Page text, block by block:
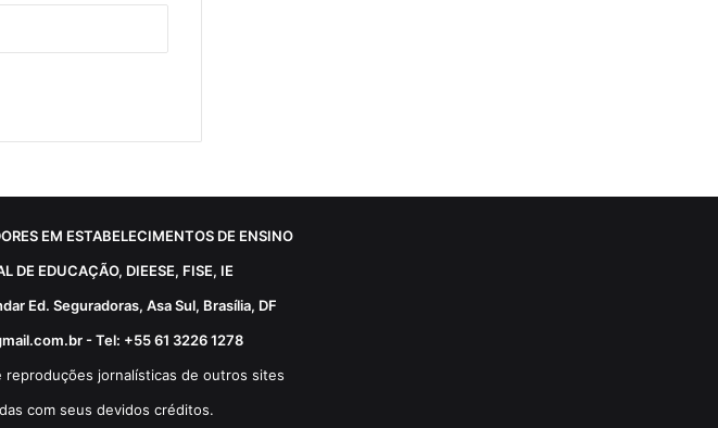
EM ESTABELECIMENTOS DE ENSINO
DE EDUCAÇÃO, DIEESE, FISE, IE
Ed. Seguradoras, Asa Sul, Brasília, DF
- Tel: +55 61 3226 1278
jornalísticas de outros sites
com seus devidos créditos.